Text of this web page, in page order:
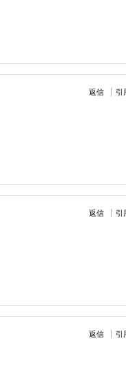
返信 引
返信 引
返信 引